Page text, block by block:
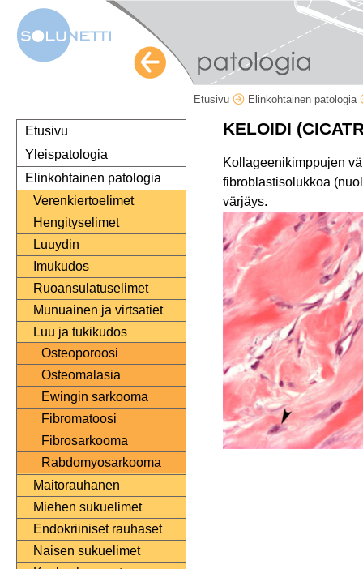
Etusivu Elinkohtainen patologia
Etusivu
Yleispatologia
Elinkohtainen patologia
Verenkiertoelimet
Hengityselimet
Luuydin
Imukudos
Ruoansulatuselimet
Munuainen ja virtsatiet
Luu ja tukikudos
Osteoporoosi
Osteomalasia
Ewingin sarkooma
Fibromatoosi
Fibrosarkooma
Rabdomyosarkooma
Maitorauhanen
Miehen sukuelimet
Endokriiniset rauhaset
Naisen sukuelimet
KELOIDI
Kollageenikimppujen
fibroblastisolukkoa
värjäys.